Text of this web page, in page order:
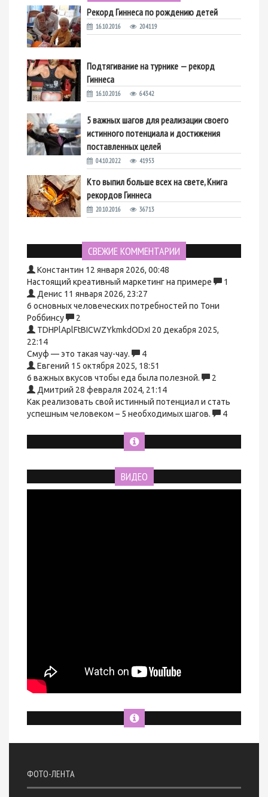
Рекорд Гиннеса по рождению детей
16.10.2016 204119
Подтягивание на турнике — рекорд
Гиннеса
16.10.2016 64342
5 важных шагов для реализации своего
истинного потенциала и достижения
поставленных целей
04.10.2022 41953
Кто выпил больше всех на свете, Книга
рекордов Гиннеса
20.10.2016 36713
СВЕЖИЕ КОММЕНТАРИИ
Константин 12 января 2026, 00:48
Настоящий креативный маркетинг на примере
1
Денис 11 января 2026, 23:27
6 основных человеческих потребностей по Тони
Роббинсу
2
TDHPlAplFtBICWZYkmkdODxI 20 декабря 2025,
22:14
Смуф — это такая чау-чау.
4
Евгений 15 октября 2025, 18:51
6 важных вкусов чтобы еда была полезной.
2
Дмитрий 28 февраля 2024, 21:14
Как реализовать свой истинный потенциал и стать
успешным человеком – 5 необходимых шагов.
4
ВИДЕО
ФОТО-ЛЕНТА